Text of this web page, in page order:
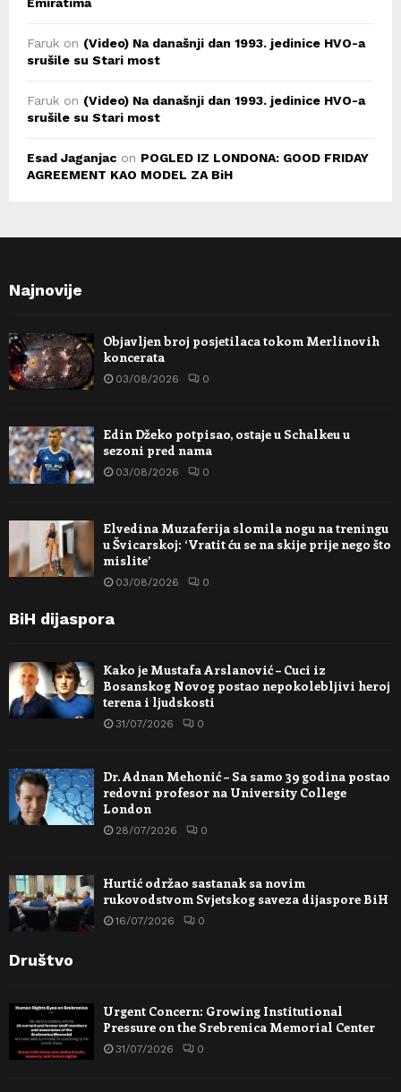
Faruk on (Video) Na današnji dan 1993. jedinice HVO-a
srušile su Stari most
Faruk on (Video) Na današnji dan 1993. jedinice HVO-a
srušile su Stari most
Esad Jaganjac on POGLED IZ LONDONA: GOOD FRIDAY
AGREEMENT KAO MODEL ZA BiH
Najnovije
Objavljen broj posjetilaca tokom Merlinovih
koncerata
03/08/2026 0
Edin Džeko potpisao, ostaje u Schalkeu u
sezoni pred nama
03/08/2026 0
Elvedina Muzaferija slomila nogu na treningu
u Švicarskoj: ‘Vratit ću se na skije prije nego što
mislite’
03/08/2026 0
BiH dijaspora
Kako je Mustafa Arslanović – Cuci iz
Bosanskog Novog postao nepokolebljivi heroj
terena i ljudskosti
31/07/2026 0
Dr. Adnan Mehonić – Sa samo 39 godina postao
redovni profesor na University College
London
28/07/2026 0
Hurtić održao sastanak sa novim
rukovodstvom Svjetskog saveza dijaspore BiH
16/07/2026 0
Društvo
Urgent Concern: Growing Institutional
Pressure on the Srebrenica Memorial Center
31/07/2026 0